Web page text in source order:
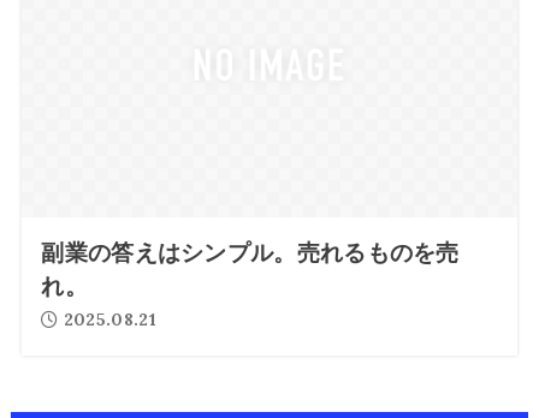
副業の答えはシンプル。売れるものを売
れ。
2025.08.21